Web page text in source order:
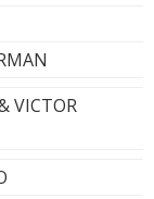
VICTOR